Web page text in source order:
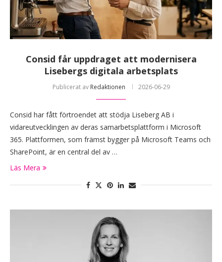
Consid får uppdraget att modernisera
Lisebergs digitala arbetsplats
Publicerat av Redaktionen 2026-06-29
Consid har fått förtroendet att stödja Liseberg AB i
vidareutvecklingen av deras samarbetsplattform i Microsoft
365. Plattformen, som främst bygger på Microsoft Teams och
SharePoint, är en central del av …
Läs Mera